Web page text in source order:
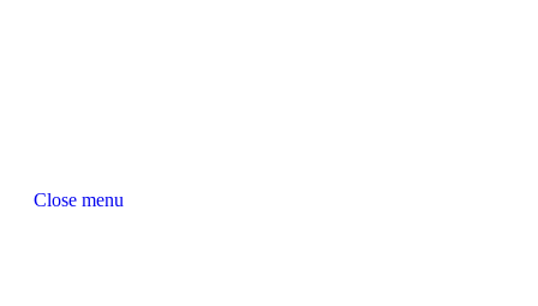
Close menu